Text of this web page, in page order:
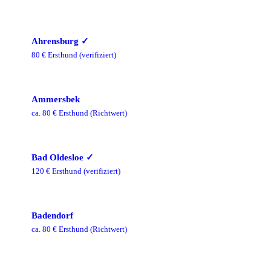
Ahrensburg ✓
80 € Ersthund (verifiziert)
Ammersbek
ca. 80 € Ersthund (Richtwert)
Bad Oldesloe ✓
120 € Ersthund (verifiziert)
Badendorf
ca. 80 € Ersthund (Richtwert)